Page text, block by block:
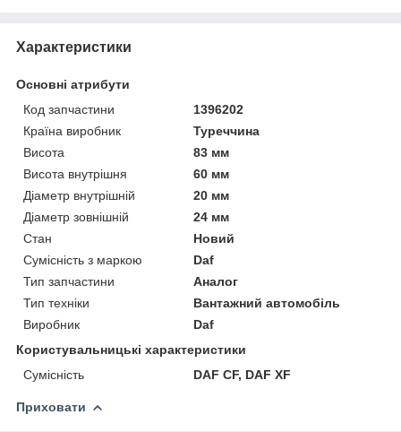
Характеристики
Основні атрибути
Код запчастини
1396202
Країна виробник
Туреччина
Висота
83 мм
Висота внутрішня
60 мм
Діаметр внутрішній
20 мм
Діаметр зовнішній
24 мм
Стан
Новий
Сумісність з маркою
Daf
Тип запчастини
Аналог
Тип техніки
Вантажний автомобіль
Виробник
Daf
Користувальницькі характеристики
Сумісність
DAF CF, DAF XF
Приховати